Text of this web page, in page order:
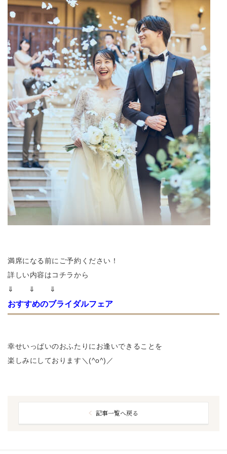
満席になる前にご予約ください！
詳しい内容はコチラから
⇓ ⇓ ⇓
おすすめのブライダルフェア
幸せいっぱいのおふたりにお逢いできることを
楽しみにしております＼(^o^)／
記事一覧へ戻る